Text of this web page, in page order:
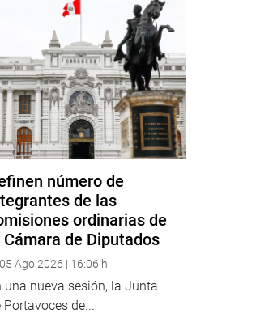
número de
de las
ordinarias de
Cámara de Diputados
Ago 2026 | 16:06 h
una nueva sesión, la Junta
Portavoces de...